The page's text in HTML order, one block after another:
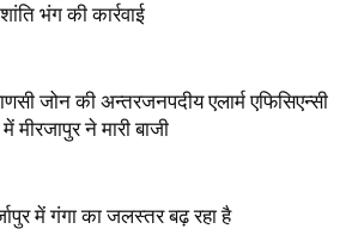
भंग की कार्रवाई
जोन की अन्तरजनपदीय एलार्म एफिसिएन्सी
मीरजापुर ने मारी बाजी
में गंगा का जलस्तर बढ़ रहा है